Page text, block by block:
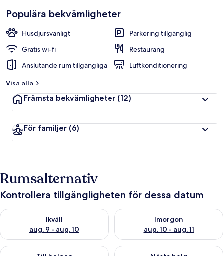
Populära bekvämligheter
Husdjursvänligt
Parkering tillgänglig
Gratis wi-fi
Restaurang
Anslutande rum tillgängliga
Luftkonditionering
Visa alla
Främsta bekvämligheter (12)
För familjer (6)
Rumsalternativ
Kontrollera tillgängligheten för dessa datum
Ikväll
aug. 9 - aug. 10
Kontrollera tillgängligheten för ikväll aug. 9 - aug. 10
Imorgon
aug. 10 - aug. 11
Kontrollera tillgängligheten
Kontrollera tillgängligheten för den här helgen aug. 14 - aug.
Kontrollera tillgängligheten